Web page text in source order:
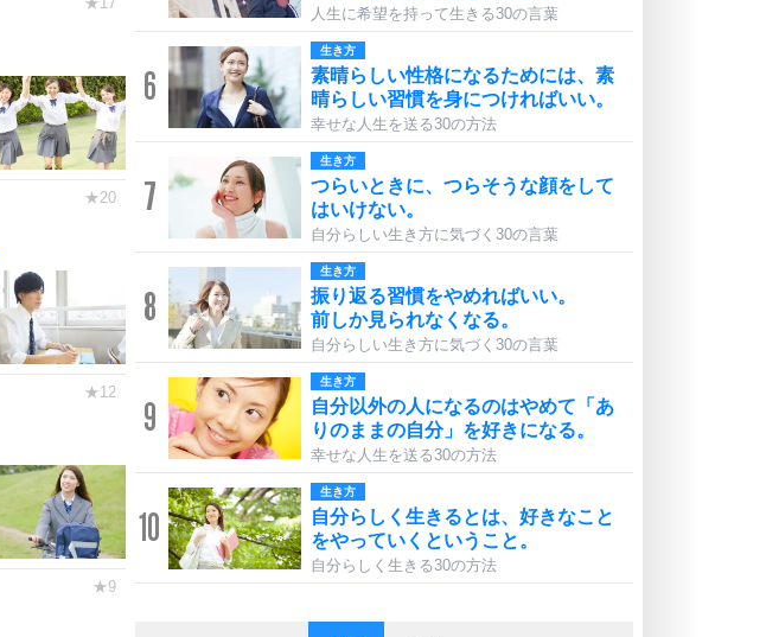
人生に希望を持って生きる30の言葉
6
生き方
素晴らしい性格になるためには、素
晴らしい習慣を身につければいい。
幸せな人生を送る30の方法
7
生き方
つらいときに、つらそうな顔をして
はいけない。
自分らしい生き方に気づく30の言葉
8
生き方
振り返る習慣をやめればいい。
前しか見られなくなる。
自分らしい生き方に気づく30の言葉
9
生き方
自分以外の人になるのはやめて「あ
りのままの自分」を好きになる。
幸せな人生を送る30の方法
10
生き方
自分らしく生きるとは、好きなこと
をやっていくということ。
自分らしく生きる30の方法